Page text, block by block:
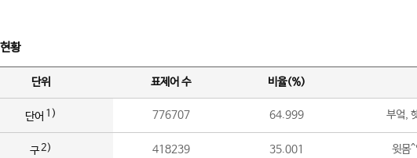
황
단위 표제어 수 비율(%)
단어 1) 776707 64.999 부엌,
구2) 418239 35.001 윗몸